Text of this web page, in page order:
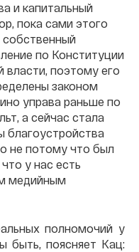
и капитальный
пока сами этого
собственный
по Конституции
власти, поэтому его
законом
управа раньше по
а сейчас стала
благоустройства
не потому что был
у нас есть
медийным
полномочий у
быть, поясняет Кац: